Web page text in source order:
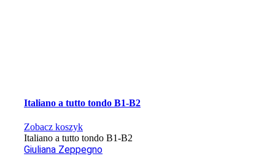
Italiano a tutto tondo B1-B2
Zobacz koszyk
Italiano a tutto tondo B1-B2
Giuliana Zeppegno